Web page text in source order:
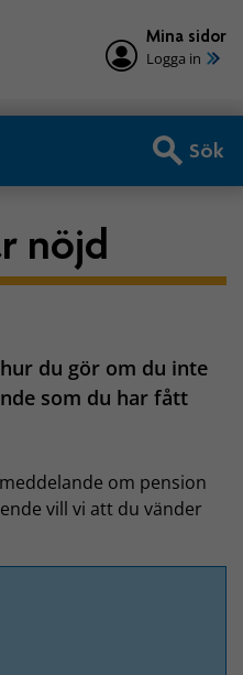
Mina sidor
Logga in
Sök
nöjd
du gör om du inte
som du har fått
om pension
vill vi att du vänder